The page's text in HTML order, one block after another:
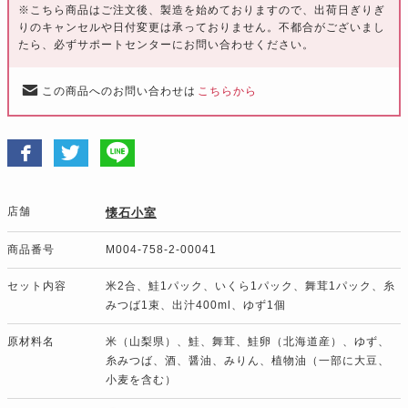
※こちら商品はご注文後、製造を始めておりますので、出荷日ぎりぎ
りのキャンセルや日付変更は承っておりません。不都合がございまし
たら、必ずサポートセンターにお問い合わせください。
この商品へのお問い合わせは こちらから
店舗 懐石小室
商品番号 M004-758-2-00041
セット内容
米2合、鮭1パック、いくら1パック、舞茸1パック、糸
みつば1束、出汁400ml、ゆず1個
原材料名
米（山梨県）、鮭、舞茸、鮭卵（北海道産）、ゆず、
糸みつば、酒、醤油、みりん、植物油（一部に大豆、
小麦を含む）